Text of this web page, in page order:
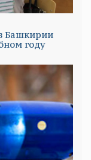
Башкирии
году